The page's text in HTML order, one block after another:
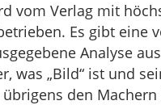
vom Verlag mit
Es gibt eine
Analyse
was „Bild“ ist und
übrigens den